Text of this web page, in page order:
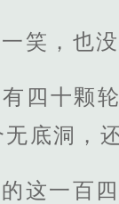
笑，也没
四十颗
底洞，
这一百